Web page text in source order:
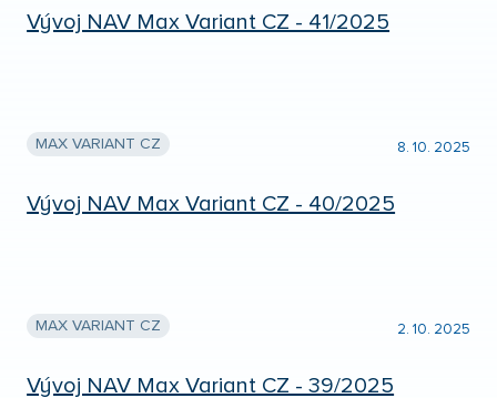
Vývoj NAV Max Variant CZ - 41/2025
MAX VARIANT CZ 8. 10. 2025
Vývoj NAV Max Variant CZ - 40/2025
MAX VARIANT CZ 2. 10. 2025
Vývoj NAV Max Variant CZ - 39/2025